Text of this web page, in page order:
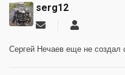
serg12
Подписаться
обновление
Сергей Нечаев еще не